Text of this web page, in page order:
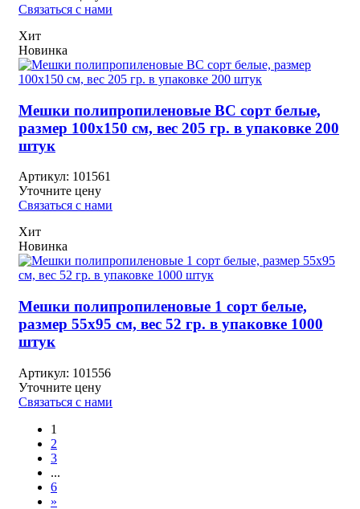
Связаться с нами
Хит
Новинка
Мешки полипропиленовые ВС сорт белые,
размер 100х150 см, вес 205 гр. в упаковке 200
штук
Артикул: 101561
Уточните цену
Связаться с нами
Хит
Новинка
Мешки полипропиленовые 1 сорт белые,
размер 55х95 см, вес 52 гр. в упаковке 1000
штук
Артикул: 101556
Уточните цену
Связаться с нами
1
2
3
...
6
»